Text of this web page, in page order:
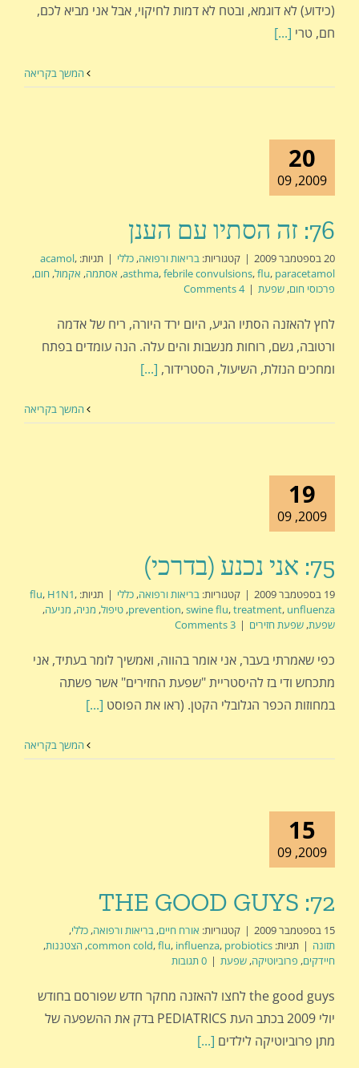
(כידוע) לא דוגמא, ובטח לא דמות לחיקוי, אבל אני מביא לכם,
חם, טרי [...]
המשך בקריאה
20
2009, 09
76: זה הסתיו עם הענן
20 בספטמבר 2009 | קטגוריות: בריאות ורפואה, כללי | תגיות: acamol,
asthma,febrile convulsions,flu, paracetamol
, אסתמה, אקמול, חום,
פרכוסי חום, שפעת |
4 Comments
לחץ להאזנה הסתיו הגיע, היום ירד היורה, ריח של אדמה
ורטובה, גשם, רוחות מנשבות והים עלה. הנה עומדים בפתח
ומחכים הנזלת, השיעול, הסטרידור, [...]
המשך בקריאה
19
2009, 09
75: אני נכנע (בדרכי)
19 בספטמבר 2009 | קטגוריות: בריאות ורפואה, כללי | תגיות: flu, H1N1,
prevention,swine flu,treatment, unfluenza
, טיפול, מניה, מניעה,
שפעת, שפעת חזירים |
3 Comments
כפי שאמרתי בעבר, אני אומר בהווה, ואמשיך לומר בעתיד, אני
מתכחש ודי בז להיסטריית "שפעת החזירים" אשר פשתה
במחוזות הכפר הגלובלי הקטן. (ראו את הפוסט [...]
המשך בקריאה
15
2009, 09
THE GOOD GUYS :72
15 בספטמבר 2009 | קטגוריות: אורח חיים, בריאות ורפואה, כללי,
תזונה | תגיות: common cold,flu, influenza, probiotics
, הצטננות,
חיידקים, פרוביוטיקה, שפעת | 0 תגובות
the good guys לחצו להאזנה מחקר חדש שפורסם בחודש
יולי 2009 בכתב העת PEDIATRICS בדק את ההשפעה של
מתן פרוביוטיקה לילדים [...]